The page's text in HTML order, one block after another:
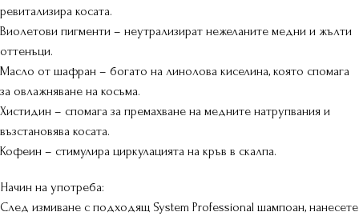
ревитализира косата.
Виолетови пигменти – неутрализират нежеланите медни и жълти
оттенъци.
Масло от шафран – богато на линолова киселина, която спомага
за овлажняване на косъма.
Хистидин – спомага за премахване на медните натрупвания и
възстановява косата.
Кофеин – стимулира циркулацията на кръв в скалпа.
Начин на употреба:
След измиване с подходящ System Professional шампоан, нанесете